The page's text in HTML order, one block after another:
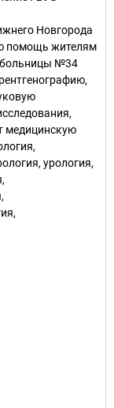
Новгорода
помощь жителям
больницы №34
медицинскую
урология,